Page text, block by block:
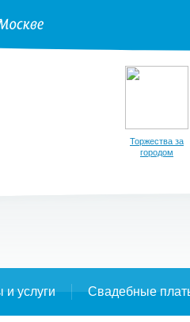
Торжества за
городом
услуги Свадебные